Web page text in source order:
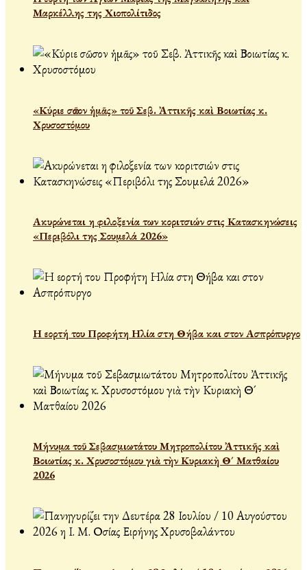
Μαρκέλλης της Χιοπολίτιδος
«Κύριε σῶσον ἡμᾶς» τοῦ Σεβ. Ἀττικῆς καὶ Βοιωτίας κ.
Χρυσοστόμου
Ακυρώνεται η φιλοξενία των κοριτσιών στις Κατασκηνώσεις
«Περιβόλι της Σουμελά 2026»
Η εορτή του Προφήτη Ηλία στη Θήβα και στον Ασπρόπυργο
Μήνυμα τοῦ Σεβασμιωτάτου Μητροπολίτου Ἀττικῆς καὶ
Βοιωτίας κ. Χρυσοστόμου γιὰ τὴν Κυριακὴ Θ´ Ματθαίου
2026